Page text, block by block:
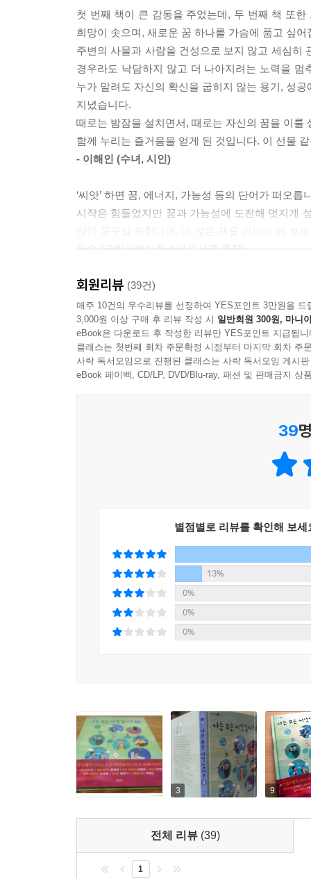
잡고 한 발 한 발 올라가기 시작합니다.
도선사에게는 이 순간이 가장 위험합니다. 오늘
다. 자칫 미끄러지면 바다에 떨어질 수 있기 때문입
물론 그런 일은 거의 일어나지 않습니다. 도선사
요즘은 ‘파일럿(pilot)’ 하면 항공기 조종사를 먼저
첫 번째 책이 큰 감동을 주었는데, 두 번째 책 또
희망이 솟으며, 새로운 꿈 하나를 가슴에 품고 싶어
주변의 사물과 사람을 건성으로 보지 않고 세심히
경우라도 낙담하지 않고 더 나아지려는 노력을
누가 말려도 자신의 확신을 굽히지 않는 용기, 성
지녔습니다.
때로는 밤잠을 설치면서, 때로는 자신의 꿈을 이
함께 누리는 즐거움을 얻게 된 것입니다. 이 선물
- 이해인 (수녀, 시인)
‘씨앗’ 하면 꿈, 에너지, 가능성 등의 단어가 떠오
시작은 힘들었지만 꿈과 가능성에 도전해 멋지게
위숙 (국립어린이청소년도서관 관장)
회원리뷰 (39건)
매주 10건의 우수리뷰를 선정하여 YES포인트 3만원을 드
3,000원 이상 구매 후 리뷰 작성 시 일반회원 300원, 마니
eBook은 다운로드 후 작성한 리뷰만 YES포인트 지급됩니
클래스는 첫번째 회차 주문확정 시점부터 마지막 회차 주
사락 독서모임으로 진행된 클래스는 사락 독서모임 게시
eBook 페이백, CD/LP, DVD/Blu-ray, 패션 및 판매금지 상
39
별점별로 리뷰를 확인해 보세
13%
0%
0%
0%
3 9
전체 리뷰 (39)
1